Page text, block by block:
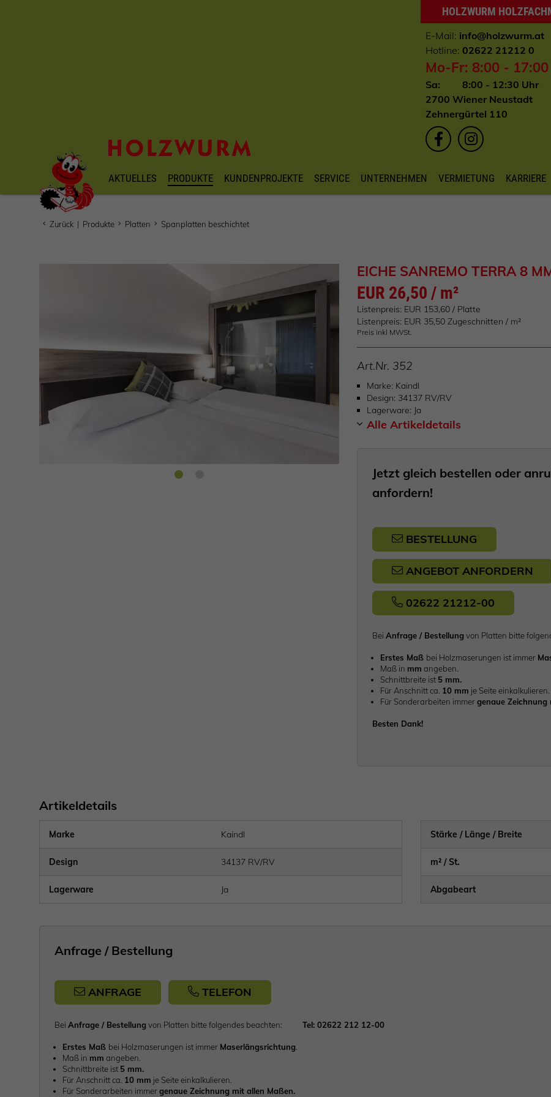
HOLZWURM
E-Mail: info@holzwurm.at
Hotline: 02622 21212 0
Mo-Fr: 8:00 -
Sa: 8:00 - 12:30 Uhr
2700 Wiener Neustadt
Zehnergürtel 110
AKTUELLES PRODUKTE KUNDENPROJEKTE SERVICE UNTERNEHMEN VERMIETUNG KARRIERE
Zurück | Produkte Platten Spanplatten beschichtet
EICHE SANREMO TERRA 8
EUR 26,50 / m²
Listenpreis: EUR 153,60 / Platte
Listenpreis: EUR 35,50 Zugeschnitten / m²
Preis inkl MWSt.
Art.Nr. 352
Marke Kaindl
Design 34137 RV/RV
Lagerware Ja
Alle Artikeldetails
Jetzt gleich bestellen oder
anfordern!
BESTELLUNG
ANGEBOT ANFORDERN
02622 21212-00
BeiAnfrage / Bestellung von Platten bitte
Erstes Maß bei Holzmaserungen ist immer
Maß in mm angeben.
Schnittbreite ist 5 mm.
Für Anschnitt ca. 10 mm je Seite einkalkulieren.
Für Sonderarbeiten immergenaue Zeichnung
Besten Dank!
Artikeldetails
Marke Kaindl
Design 34137 RV/RV
Lagerware Ja
Stärke / Länge / Breite
m² / St.
Abgabeart
Anfrage / Bestellung
ANFRAGE TELEFON
Bei Anfrage / Bestellung von Platten bitte folgendes beachten: Tel: 02622 212 12-00
Erstes Maß bei Holzmaserungen ist immer Maserlängsrichtung
Maß in mm angeben.
Schnittbreite ist 5 mm.
Für Anschnitt ca. 10 mm je Seite einkalkulieren.
Für Sonderarbeiten immergenaue Zeichnung mit allen Maßen.